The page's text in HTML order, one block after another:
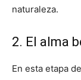
naturaleza.
2. El alma
En esta etapa